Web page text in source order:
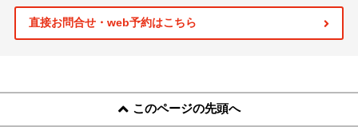
スタッフ紹介
直接お問合せ・web予約はこちら
このページの先頭へ